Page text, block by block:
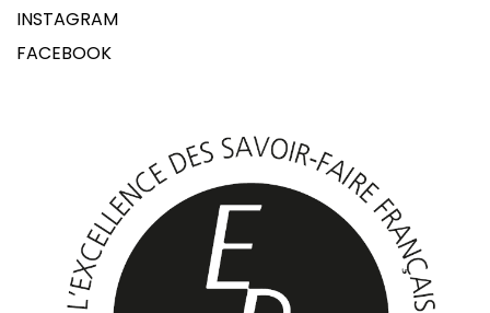
INSTAGRAM
FACEBOOK